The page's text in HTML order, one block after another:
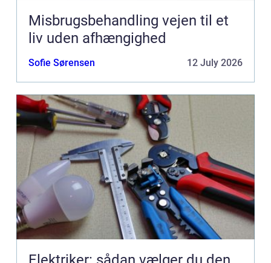
Misbrugsbehandling vejen til et
liv uden afhængighed
Sofie Sørensen 12 July 2026